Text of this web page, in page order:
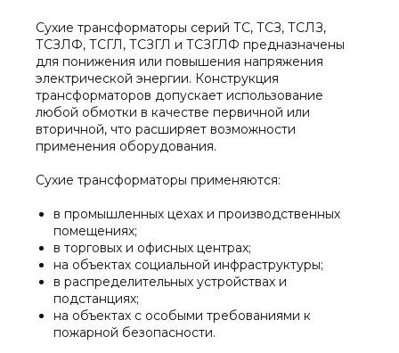
Сухие трансформаторы серий ТС, ТСЗ, ТСЛЗ,
ТСЗЛФ, ТСГЛ, ТСЗГЛ и ТСЗГЛФ предназначены
для понижения или повышения напряжения
электрической энергии. Конструкция
трансформаторов допускает использование
любой обмотки в качестве первичной или
вторичной, что расширяет возможности
применения оборудования.
Сухие трансформаторы применяются:
в промышленных цехах и производственных
помещениях;
в торговых и офисных центрах;
на объектах социальной инфраструктуры;
в распределительных устройствах и
подстанциях;
на объектах с особыми требованиями к
пожарной безопасности.